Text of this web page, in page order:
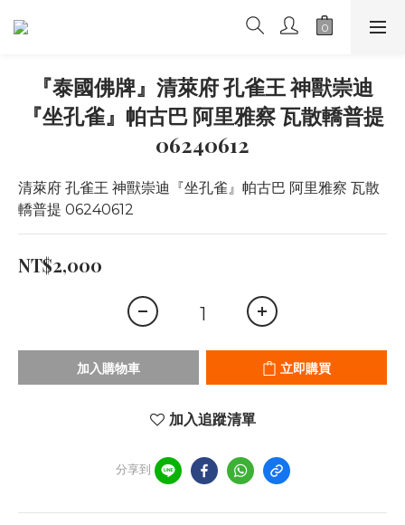
『泰國佛牌』清萊府 孔雀王 神獸崇迪
『坐孔雀』帕古巴 阿里雅察 瓦散轎普提
06240612
清萊府 孔雀王 神獸崇迪『坐孔雀』帕古巴 阿里雅察 瓦散
轎普提 06240612
NT$2,000
加入購物車 立即購買
加入追蹤清單
分享到